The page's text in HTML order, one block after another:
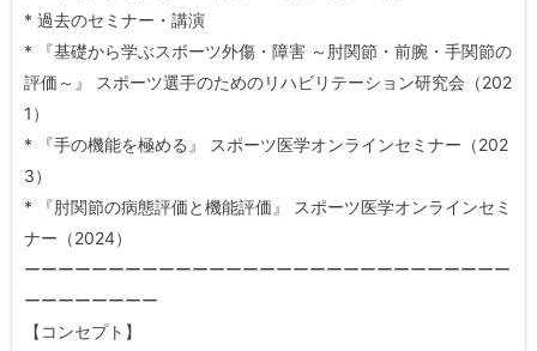
* 過去のセミナー・講演
* 『基礎から学ぶスポーツ外傷・障害 ～肘関節・前腕・手関節の
評価～』 スポーツ選手のためのリハビリテーション研究会（202
1）
* 『手の機能を極める』 スポーツ医学オンラインセミナー（202
3）
* 『肘関節の病態評価と機能評価』 スポーツ医学オンラインセミ
ナー（2024）
ーーーーーーーーーーーーーーーーーーーーーーーーーーーーー
ーーーーーーーー
【コンセプト】